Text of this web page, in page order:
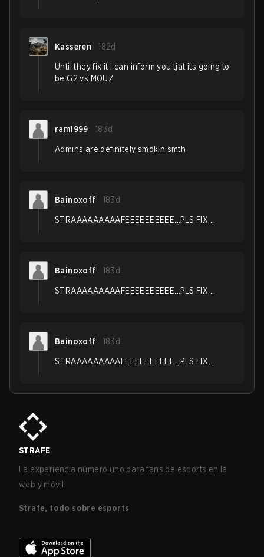
Kasseren 182d
Until they fix it I can inform you tjat its going to
be G2 vs MOUZ
ram1999 183d
Admins are definitely smokin smth
Bainoxoff 183d
STRAAAAAAAAAFEEEEEEEEEE...PLS FIX...
Bainoxoff 183d
STRAAAAAAAAAFEEEEEEEEEE...PLS FIX...
Bainoxoff 183d
STRAAAAAAAAAFEEEEEEEEEE...PLS FIX...
STRAFE
La experiencia número uno para fans de esports en la
web y móvil.
Strafe, todo sobre esports